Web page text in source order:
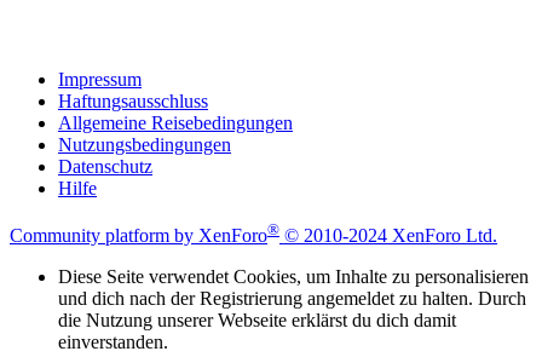
Impressum
Haftungsausschluss
Allgemeine Reisebedingungen
Nutzungsbedingungen
Datenschutz
Hilfe
Community platform by XenForo® © 2010-2024 XenForo Ltd.
Diese Seite verwendet Cookies, um Inhalte zu personalisieren
und dich nach der Registrierung angemeldet zu halten. Durch
die Nutzung unserer Webseite erklärst du dich damit
einverstanden.